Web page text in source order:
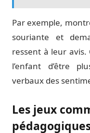
Par exemple,
souriante et
ressent à leur avis.
l’enfant d’être
verbaux des
Les jeux